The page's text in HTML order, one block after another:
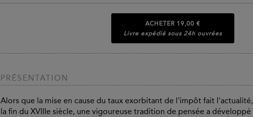
ACHETER 19,00 €
Livre expédié sous 24h ouvrées
PRÉSENTATION
Alors que la mise en cause du taux exorbitant de l'impôt fait
la fin du XVIIIe siècle, une vigoureuse tradition de pensée a